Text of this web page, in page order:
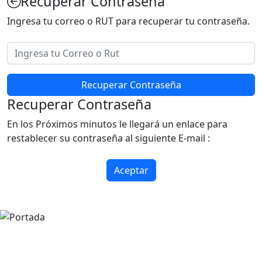
Ingresa tu correo o RUT para recuperar tu contraseña.
Recuperar Contraseña
Recuperar Contraseña
En los Próximos minutos le llegará un enlace para
restablecer su contraseña al siguiente E-mail :
Aceptar